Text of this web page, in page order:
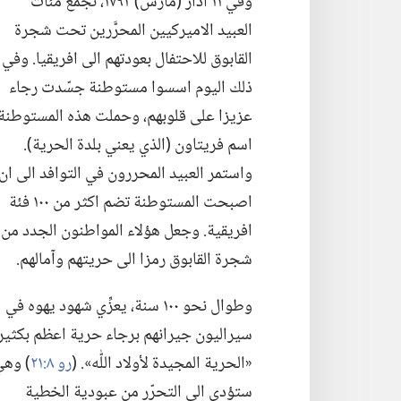
العبيد الاميركيين المحرَّرين تحت شجرة
القابوق للاحتفال بعودتهم الى افريقيا.‏ وفي
ذلك اليوم اسسوا مستوطنة جسّدت رجاء
عزيزا على قلوبهم،‏ وحملت هذه
اسم فريتاون (‏الذي يعني بلدة الحرية)‏.‏
واستمر العبيد المحررون في التوافد الى
اصبحت المستوطنة تضم اكثر من ١٠٠ فئة
افريقية.‏ وجعل هؤلاء المواطنون الجدد من
شجرة القابوق رمزا الى حريتهم وآمالهم.‏
وطوال نحو ١٠٠ سنة،‏ يعزِّي شهود يهوه في
سيراليون جيرانهم برجاء حرية اعظم
«الحرية المجيدة لأولاد اللّٰه».‏ (‏رو ٨:‏٢١
‏)‏
ستؤدي الى التحرّر من عبودية الخطية